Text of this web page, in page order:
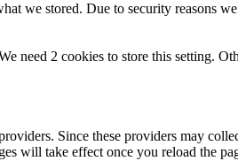
we stored. Due to security reasons
need 2 cookies to store this setting.
Since these providers may
will take effect once you reload the